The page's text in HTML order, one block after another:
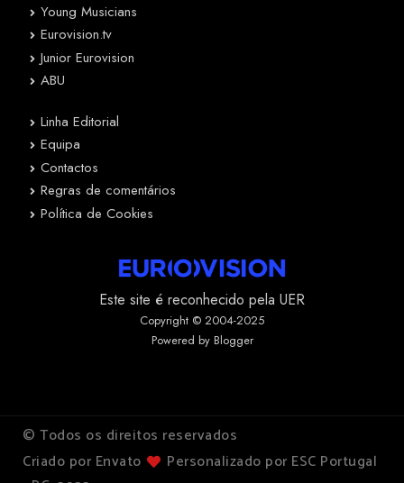
Young Musicians
Eurovision.tv
Junior Eurovision
ABU
Linha Editorial
Equipa
Contactos
Regras de comentários
Política de Cookies
Este site é reconhecido pela UER
Copyright © 2004-2025
Powered by Blogger
© Todos os direitos reservados
Criado por Envato
Personalizado por ESC Portugal